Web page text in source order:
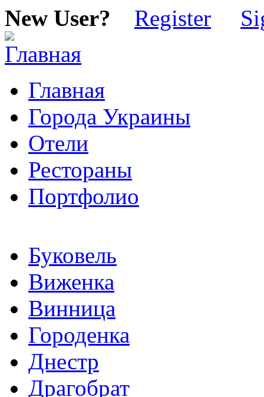
New User? Register
Главная
Города Украины
Отели
Рестораны
Портфолио
Буковель
Виженка
Винница
Городенка
Днестр
Драгобрат